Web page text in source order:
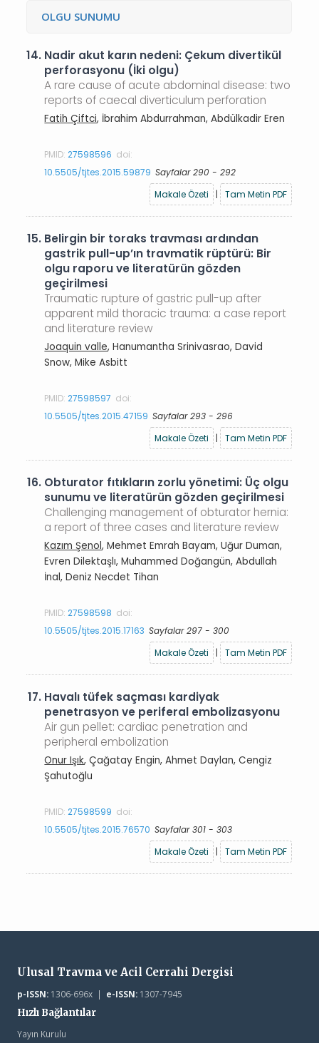
OLGU SUNUMU
14. Nadir akut karın nedeni: Çekum divertikül
perforasyonu (İki olgu)
A rare cause of acute abdominal disease: two
reports of caecal diverticulum perforation
Fatih Çiftci, İbrahim Abdurrahman, Abdülkadir Eren
PMID:27598596 doi:
10.5505/tjtes.2015.59879 Sayfalar 290 - 292
Makale Özeti
| Tam Metin PDF
15. Belirgin bir toraks travması ardından
gastrik pull-up’ın travmatik rüptürü: Bir
olgu raporu ve literatürün gözden
geçirilmesi
Traumatic rupture of gastric pull-up after
apparent mild thoracic trauma: a case report
and literature review
Joaquin valle, Hanumantha Srinivasrao, David
Snow, Mike Asbitt
PMID:27598597 doi:
10.5505/tjtes.2015.47159 Sayfalar 293 - 296
Makale Özeti
| Tam Metin PDF
16. Obturator fıtıkların zorlu yönetimi: Üç olgu
sunumu ve literatürün gözden geçirilmesi
Challenging management of obturator hernia:
a report of three cases and literature review
Kazım Şenol, Mehmet Emrah Bayam, Uğur Duman,
Evren Dilektaşlı, Muhammed Doğangün, Abdullah
İnal, Deniz Necdet Tihan
PMID:27598598 doi:
10.5505/tjtes.2015.17163 Sayfalar 297 - 300
Makale Özeti
| Tam Metin PDF
17. Havalı tüfek saçması kardiyak
penetrasyon ve periferal embolizasyonu
Air gun pellet: cardiac penetration and
peripheral embolization
Onur Işık, Çağatay Engin, Ahmet Daylan, Cengiz
Şahutoğlu
PMID:27598599 doi:
10.5505/tjtes.2015.76570 Sayfalar 301 - 303
Makale Özeti
| Tam Metin PDF
Ulusal Travma ve Acil Cerrahi Dergisi
p-ISSN:1306-696x | e-ISSN:1307-7945
Hızlı Bağlantılar
Yayın Kurulu